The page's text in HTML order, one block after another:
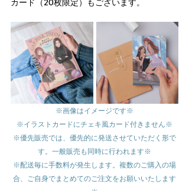
カード（20枚限定）もございます。
※画像はイメージです※
※イラストカードにチェキ風カード付きません※
※優先販売では、優先的に発送させていただく形で
す。一般販売も同時に行われます※
※配送毎に手数料が発生します。複数のご購入の場
合、ご自身でまとめてのご注文をお願いいたします